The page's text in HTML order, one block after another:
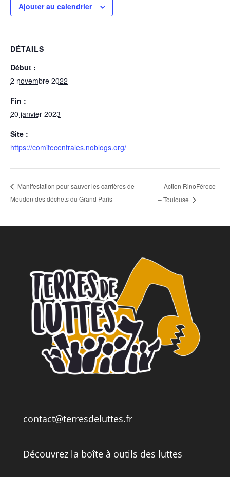
Ajouter au calendrier
DÉTAILS
Début :
2 novembre 2022
Fin :
20 janvier 2023
Site :
https://comitecentrales.noblogs.org/
Manifestation pour sauver les carrières de
Meudon des déchets du Grand Paris
Action RinoFéroce
– Toulouse
contact@terresdeluttes.fr
Découvrez la boîte à outils des luttes